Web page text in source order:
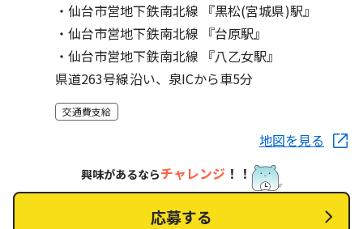
・仙台市営地下鉄南北線 『黒松(宮城県)駅』
・仙台市営地下鉄南北線 『台原駅』
・仙台市営地下鉄南北線 『八乙女駅』
県道263号線沿い、泉ICから車5分
交通費支給
地図を見る
興味があるならチャレンジ ！！
応募する